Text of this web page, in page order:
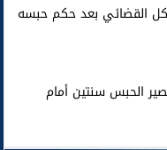
القضائي بعد حكم حبسه
الحبس سنتين أمام